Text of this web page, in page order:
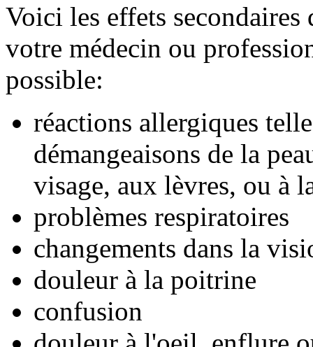
Voici les effets
votre médecin ou
possible:
réactions allergiques
démangeaisons de la
visage, aux lèvres, ou à
problèmes respiratoires
changements dans la
douleur à la poitrine
confusion